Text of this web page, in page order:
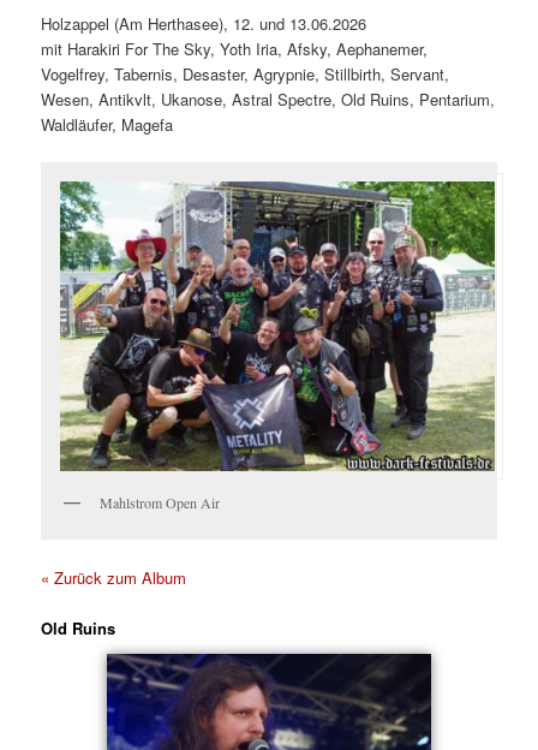
Holzappel (Am Herthasee), 12. und 13.06.2026
mit Harakiri For The Sky, Yoth Iria, Afsky, Aephanemer,
Vogelfrey, Tabernis, Desaster, Agrypnie, Stillbirth, Servant,
Wesen, Antikvlt, Ukanose, Astral Spectre, Old Ruins, Pentarium,
Waldläufer, Magefa
Mahlstrom Open Air
« Zurück zum Album
Old Ruins